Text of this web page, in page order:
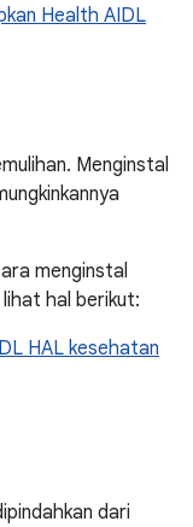
Health AIDL
Menginstal
menginstal
lihat hal berikut:
HAL kesehatan
dari